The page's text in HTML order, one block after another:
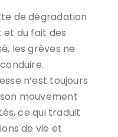
de dégradation
et du fait des
les grèves ne
n’est toujours
mouvement
ce qui traduit
de vie et